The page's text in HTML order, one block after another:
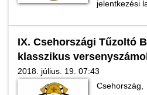
jelentkezési
IX. Csehországi Tűzoltó
klasszikus
2018. július. 19. 07:43